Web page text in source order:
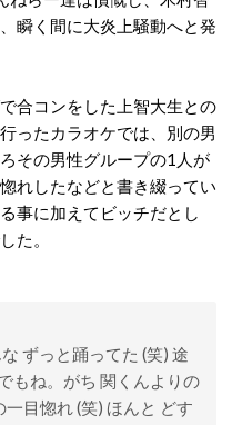
瞬く間に大炎上騒動へと発
合コンをした上智大生との
ったカラオケでは、別の男
その男性グループの1人が
れしたなどと書き綴ってい
事に加えてビッチだとし
た。
ずっと踊ってた (笑) 途
もね。がち 関くんよりの
目惚れ (笑) ほんと どす